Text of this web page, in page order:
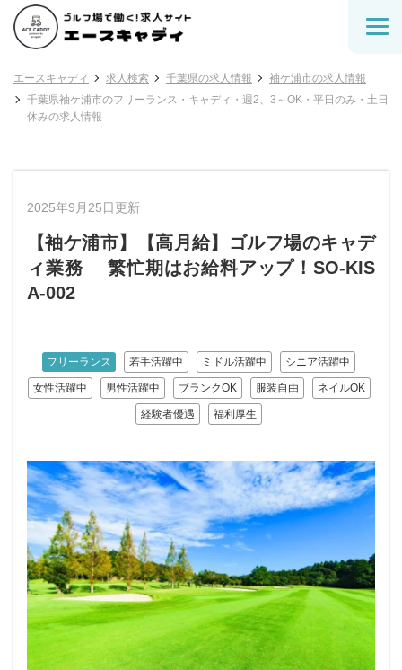
エースキャディ 求人検索 千葉県の求人情報
袖ケ浦市の求人情報
千葉県袖ケ浦市のフリーランス・キャディ・週2、3～OK・平日のみ・土日
休みの求人情報
2025年9月25日更新
【袖ケ浦市】【高月給】ゴルフ場のキャデ
ィ業務 繁忙期はお給料アップ！SO-KIS
A-002
フリーランス 若手活躍中 ミドル活躍中 シニア活躍中
女性活躍中 男性活躍中 ブランクOK 服装自由 ネイルOK
経験者優遇 福利厚生